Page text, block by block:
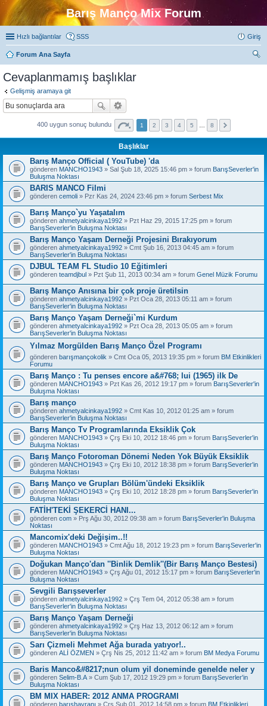
Barış Manço Mix Forum
Hızlı bağlantılar SSS Giriş
Forum Ana Sayfa
Cevaplanmamış başlıklar
Gelişmiş aramaya git
400 uygun sonuç bulundu 1 2 3 4 5 8
Başlıklar
Barış Manço Official ( YouTube) 'da
gönderen MANCHO1943 » Sal Şub 18, 2025 15:46 pm » forum BarışSeverler'in
Buluşma Noktası
BARIS MANCO Filmi
gönderen cemoli » Pzr Kas 24, 2024 23:46 pm » forum Serbest Mix
Barış Manço`yu Yaşatalım
gönderen ahmetyalcinkaya1992 » Pzt Haz 29, 2015 17:25 pm » forum
BarışSeverler'in Buluşma Noktası
Barış Manço Yaşam Derneği Projesini Bırakıyorum
gönderen ahmetyalcinkaya1992 » Cmt Şub 16, 2013 04:45 am » forum
BarışSeverler'in Buluşma Noktası
DJBUL TEAM FL Studio 10 Eğitimleri
gönderen teamdjbul » Pzt Şub 11, 2013 00:34 am » forum Genel Müzik Forumu
Barış Manço Anısına bir çok proje üretilsin
gönderen ahmetyalcinkaya1992 » Pzt Oca 28, 2013 05:11 am » forum
BarışSeverler'in Buluşma Noktası
Barış Manço Yaşam Derneği`mi Kurdum
gönderen ahmetyalcinkaya1992 » Pzt Oca 28, 2013 05:05 am » forum
BarışSeverler'in Buluşma Noktası
Yılmaz Morgülden Barış Manço Özel Programı
gönderen barışmançokolik » Cmt Oca 05, 2013 19:35 pm » forum BM Etkinlikleri
Forumu
Barış Manço : Tu penses encore a&#768; lui (1965) ilk De
gönderen MANCHO1943 » Pzt Kas 26, 2012 19:17 pm » forum BarışSeverler'in
Buluşma Noktası
Barış manço
gönderen ahmetyalcinkaya1992 » Cmt Kas 10, 2012 01:25 am » forum
BarışSeverler'in Buluşma Noktası
Barış Manço Tv Programlarında Eksiklik Çok
gönderen MANCHO1943 » Çrş Eki 10, 2012 18:46 pm » forum BarışSeverler'in
Buluşma Noktası
Barış Manço Fotoroman Dönemi Neden Yok Büyük Eksiklik
gönderen MANCHO1943 » Çrş Eki 10, 2012 18:38 pm » forum BarışSeverler'in
Buluşma Noktası
Barış Manço ve Grupları Bölüm'ündeki Eksiklik
gönderen MANCHO1943 » Çrş Eki 10, 2012 18:28 pm » forum BarışSeverler'in
Buluşma Noktası
FATİH'TEKİ ŞEKERCİ HANI...
gönderen com » Prş Ağu 30, 2012 09:38 am » forum BarışSeverler'in Buluşma
Noktası
Mancomix'deki Değişim..!!
gönderen MANCHO1943 » Cmt Ağu 18, 2012 19:23 pm » forum BarışSeverler'in
Buluşma Noktası
Doğukan Manço'dan ''Binlik Demlik''(Bir Barış Manço Bestesi)
gönderen MANCHO1943 » Çrş Ağu 01, 2012 15:17 pm » forum BarışSeverler'in
Buluşma Noktası
Sevgili Barışseverler
gönderen ahmetyalcinkaya1992 » Çrş Tem 04, 2012 05:38 am » forum
BarışSeverler'in Buluşma Noktası
Barış Manço Yaşam Derneği
gönderen ahmetyalcinkaya1992 » Çrş Haz 13, 2012 06:12 am » forum
BarışSeverler'in Buluşma Noktası
Sarı Çizmeli Mehmet Ağa burada yatıyor!..
gönderen ALİ ÖZMEN » Çrş Nis 25, 2012 11:42 am » forum BM Medya Forumu
Baris Manco&#8217;nun olum yil doneminde genelde neler y
gönderen Selim-B.A » Cum Şub 17, 2012 19:29 pm » forum BarışSeverler'in
Buluşma Noktası
BM MIX HABER: 2012 ANMA PROGRAMI
gönderen barışhayranı » Çrş Şub 01, 2012 14:58 pm » forum BM Etkinlikleri